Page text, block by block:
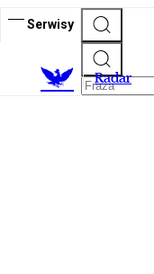
Serwisy
Radar